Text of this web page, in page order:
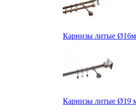
Карнизы литые
Карнизы литые Ø19